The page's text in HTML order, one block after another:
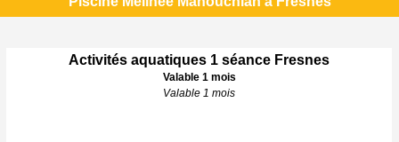
Activités aquatiques 1 séance Fresnes
Valable 1 mois
Valable 1 mois